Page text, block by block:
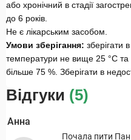
або хронічний в стадії
до 6 років.
Не є лікарським засобом.
Умови зберігання: зберігати
температури не вище 25 °С та
більше 75 %. Зберігати в
Відгуки (5)
Анна
Почала пити